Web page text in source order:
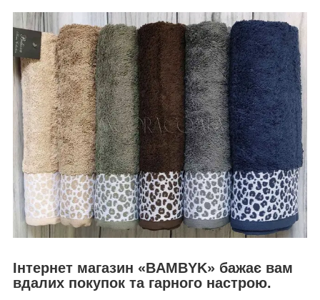
Інтернет магазин «BAMBYK» бажає вам
вдалих покупок та гарного настрою.